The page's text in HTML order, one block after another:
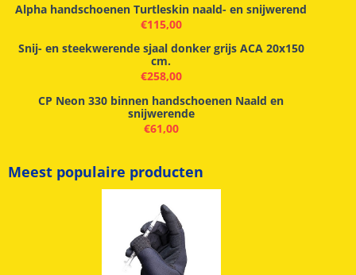
Alpha handschoenen Turtleskin naald- en snijwerend
€115,00
Snij- en steekwerende sjaal donker grijs ACA 20x150
cm.
€258,00
CP Neon 330 binnen handschoenen Naald en
snijwerende
€61,00
Meest populaire producten